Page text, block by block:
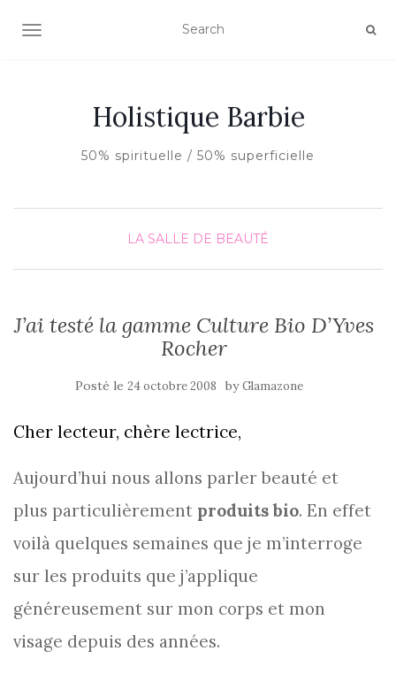
AFFICHER/MASQUER LA NAVIGATION
Holistique Barbie
50% spirituelle / 50% superficielle
LA SALLE DE BEAUTÉ
J’ai testé la gamme Culture Bio D’Yves
Rocher
Posté le 24 octobre 2008 byGlamazone
Cher lecteur, chère lectrice,
Aujourd’hui nous allons parler beauté et
plus particulièrement produits bio. En effet
voilà quelques semaines que je m’interroge
sur les produits que j’applique
généreusement sur mon corps et mon
visage depuis des années.